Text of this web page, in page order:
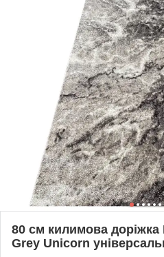
80 см килимова доріжка
Grey Unicorn